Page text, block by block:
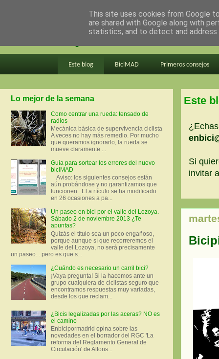
en bici por madrid
Este blog BiciMAD Primeros consejos
Este
Si
invitar
Lo mejor de la semana
Como centrar una rueda: tensado de
radios
Mecánica básica de supervivencia ciclista
A veces no hay más remedio. Por mucho
que queramos ignorarlo, la rueda se
mueve claramente ...
Guía para sortear los errores del nuevo
biciMAD
Aviso: los siguientes consejos están
aún probándose y no garantizamos que
funcionen. El a rtículo se ha modificado
en 26 ocasiones a pa...
Un paseo en bici por el valle del Lozoya.
Sábado 2 de noviembre 2013 ¿Te
apuntas?
Quizás el título sea un poco engañoso,
porque aunque sí que recorreremos el
valle del Lozoya, no será precisamente
un paseo... pero es que s...
¿Cuándo es necesario un carril bici?
¡Vaya pregunta! Si la hacemos ante un
grupo cualquiera de ciclistas seguro que
encontramos respuestas muy variadas,
desde los que reclam...
¿Bicis legalizadas por las aceras? NO es
el camino
Enbicipormadrid opina sobre las
novedades en el borrador del RGC 'La
reforma del Reglamento General de
Circulación' de Alfons...
This site uses cookies from Google
are shared with Google along with
statistics, and to detect and address